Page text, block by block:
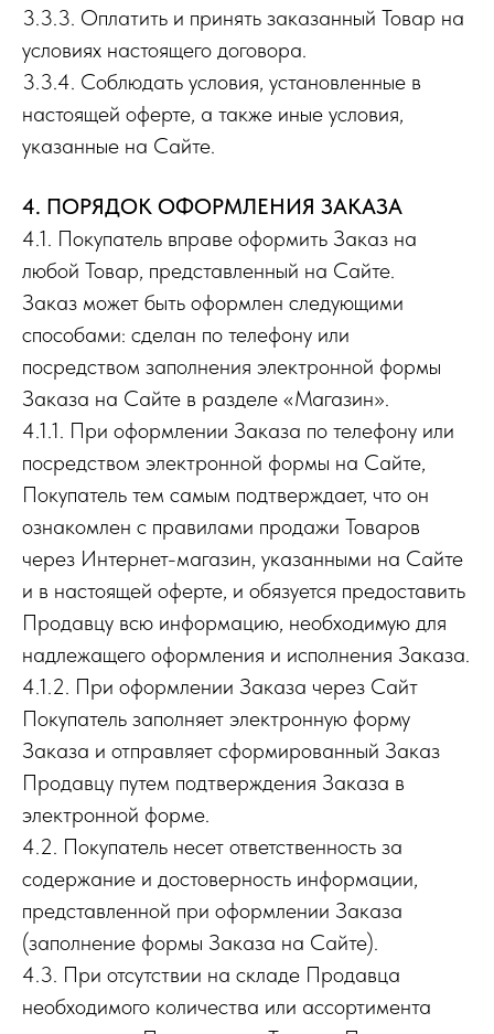
3.3.3. Оплатить и принять заказанный Товар на
условиях настоящего договора.
3.3.4. Соблюдать условия, установленные в
настоящей оферте, а также иные условия,
указанные на Сайте.
4. ПОРЯДОК ОФОРМЛЕНИЯ ЗАКАЗА
4.1. Покупатель вправе оформить Заказ на
любой Товар, представленный на Сайте.
Заказ может быть оформлен следующими
способами: сделан по телефону или
посредством заполнения электронной формы
Заказа на Сайте в разделе «Магазин».
4.1.1. При оформлении Заказа по телефону или
посредством электронной формы на Сайте,
Покупатель тем самым подтверждает, что он
ознакомлен с правилами продажи Товаров
через Интернет-магазин, указанными на Сайте
и в настоящей оферте, и обязуется предоставить
Продавцу всю информацию, необходимую для
надлежащего оформления и исполнения Заказа.
4.1.2. При оформлении Заказа через Сайт
Покупатель заполняет электронную форму
Заказа и отправляет сформированный Заказ
Продавцу путем подтверждения Заказа в
электронной форме.
4.2. Покупатель несет ответственность за
содержание и достоверность информации,
представленной при оформлении Заказа
(заполнение формы Заказа на Сайте).
4.3. При отсутствии на складе Продавца
необходимого количества или ассортимента